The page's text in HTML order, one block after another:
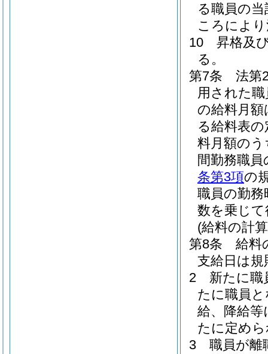
る職員の
ころによ
10
昇格及
る。
第7条
法第
用された職
の給料月額
る給料表
料月額のう
間勤務職
条第3項の
職員の勤務
数を乗じ
(給料の計
第8条
給料
支給日は
2
新たに職
たに職員
給、降給
たに定め
3
職員が離